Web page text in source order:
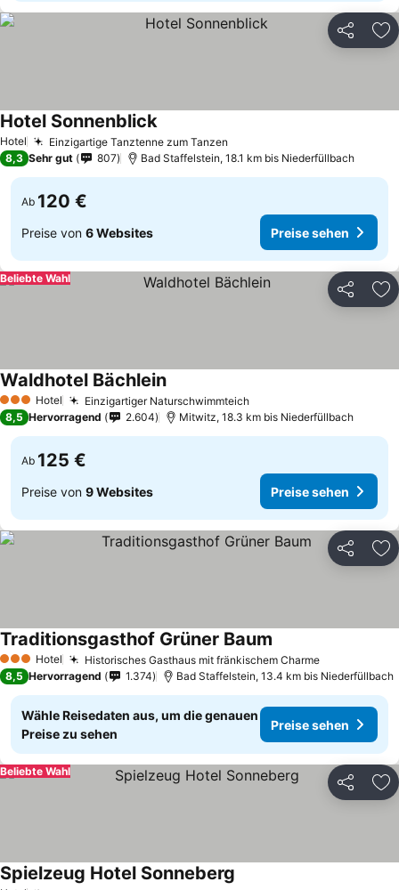
Teilen
Hotel Einzigartige Tanztenne zum Tanzen
Hotel Sonnenblick
8,3 Sehr gut 807 Bad Staffelstein, 18.1 km bis Niederfüllbach
Ab 120 €
Preise von 6 Websites Preise sehen
Teilen
Beliebte Wahl
3 SterneHotel Einzigartiger Naturschwimmteich
Waldhotel Bächlein
8,5 Hervorragend 2.604 Mitwitz, 18.3 km bis Niederfüllbach
Ab 125 €
Preise von 9 Websites Preise sehen
Teilen
3 SterneHotel Historisches Gasthaus mit fränkischem Charme
Traditionsgasthof Grüner Baum
8,5 Hervorragend 1.374 Bad Staffelstein, 13.4 km bis Niederfüllbach
Wähle Reisedaten aus, um die genauen
Preise zu sehen
Preise sehen
Teilen
Beliebte Wahl
Spielzeug Hotel Sonneberg